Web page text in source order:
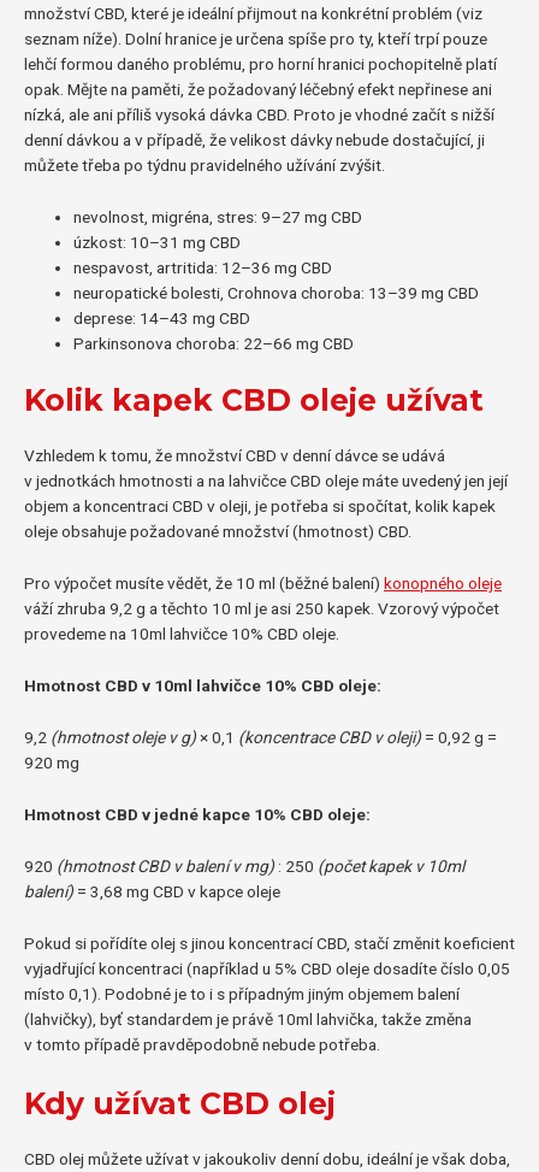
množství CBD, které je ideální přijmout na konkrétní problém (viz
seznam níže). Dolní hranice je určena spíše pro ty, kteří trpí pouze
lehčí formou daného problému, pro horní hranici pochopitelně platí
opak. Mějte na paměti, že požadovaný léčebný efekt nepřinese ani
nízká, ale ani příliš vysoká dávka CBD. Proto je vhodné začít s nižší
denní dávkou a v případě, že velikost dávky nebude dostačující, ji
můžete třeba po týdnu pravidelného užívání zvýšit.
nevolnost, migréna, stres: 9–27 mg CBD
úzkost: 10–31 mg CBD
nespavost, artritida: 12–36 mg CBD
neuropatické bolesti, Crohnova choroba: 13–39 mg CBD
deprese: 14–43 mg CBD
Parkinsonova choroba: 22–66 mg CBD
Kolik kapek CBD oleje užívat
Vzhledem k tomu, že množství CBD v denní dávce se udává
v jednotkách hmotnosti a na lahvičce CBD oleje máte uvedený jen její
objem a koncentraci CBD v oleji, je potřeba si spočítat, kolik kapek
oleje obsahuje požadované množství (hmotnost) CBD.
Pro výpočet musíte vědět, že 10 ml (běžné balení) konopného oleje
váží zhruba 9,2 g a těchto 10 ml je asi 250 kapek. Vzorový výpočet
provedeme na 10ml lahvičce 10% CBD oleje.
Hmotnost CBD v 10ml lahvičce 10% CBD oleje:
9,2 (hmotnost oleje v g)× 0,1 (koncentrace CBD v oleji) = 0,92 g =
920 mg
Hmotnost CBD v jedné kapce 10% CBD oleje:
920 (hmotnost CBD v balení v mg) : 250 (počet kapek v 10ml
balení) = 3,68 mg CBD v kapce oleje
Pokud si pořídíte olej s jinou koncentrací CBD, stačí změnit koeficient
vyjadřující koncentraci (například u 5% CBD oleje dosadíte číslo 0,05
místo 0,1). Podobné je to i s případným jiným objemem balení
(lahvičky), byť standardem je právě 10ml lahvička, takže změna
v tomto případě pravděpodobně nebude potřeba.
Kdy užívat CBD olej
CBD olej můžete užívat v jakoukoliv denní dobu, ideální je však doba,